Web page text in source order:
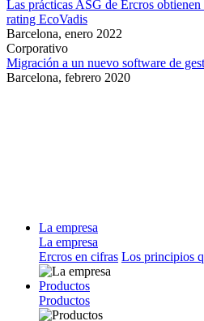
Las prácticas ASG de Ercros
rating EcoVadis
Barcelona, enero 2022
Corporativo
Migración a un nuevo software de
Barcelona, febrero 2020
La empresa
La empresa
Ercros en cifras Los principios
Productos
Productos